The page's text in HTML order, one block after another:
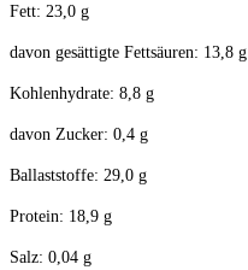
Fett: 23,0 g
davon gesättigte Fettsäuren: 13,8 g
Kohlenhydrate: 8,8 g
davon Zucker: 0,4 g
Ballaststoffe: 29,0 g
Protein: 18,9 g
Salz: 0,04 g